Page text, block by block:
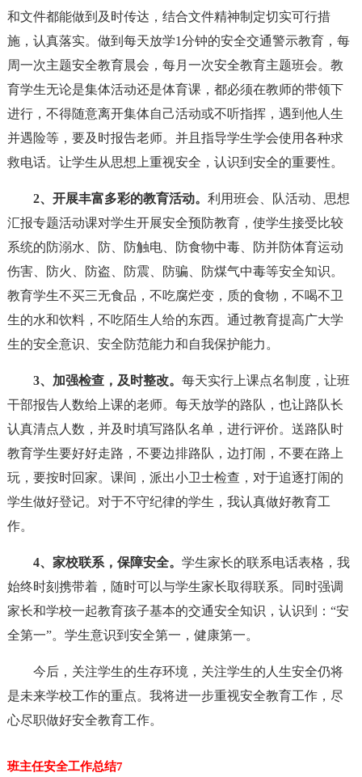
和文件都能做到及时传达，结合文件精神制定切实可行措
施，认真落实。做到每天放学1分钟的安全交通警示教育，每
周一次主题安全教育晨会，每月一次安全教育主题班会。教
育学生无论是集体活动还是体育课，都必须在教师的带领下
进行，不得随意离开集体自己活动或不听指挥，遇到他人生
并遇险等，要及时报告老师。并且指导学生学会使用各种求
救电话。让学生从思想上重视安全，认识到安全的重要性。
2、开展丰富多彩的教育活动。 利用班会、队活动、思想
汇报专题活动课对学生开展安全预防教育，使学生接受比较
系统的防溺水、防、防触电、防食物中毒、防并防体育运动
伤害、防火、防盗、防震、防骗、防煤气中毒等安全知识。
教育学生不买三无食品，不吃腐烂变，质的食物，不喝不卫
生的水和饮料，不吃陌生人给的东西。通过教育提高广大学
生的安全意识、安全防范能力和自我保护能力。
3、加强检查，及时整改。 每天实行上课点名制度，让班
干部报告人数给上课的老师。每天放学的路队，也让路队长
认真清点人数，并及时填写路队名单，进行评价。送路队时
教育学生要好好走路，不要边排路队，边打闹，不要在路上
玩，要按时回家。课间，派出小卫士检查，对于追逐打闹的
学生做好登记。对于不守纪律的学生，我认真做好教育工
作。
4、家校联系，保障安全。 学生家长的联系电话表格，我
始终时刻携带着，随时可以与学生家长取得联系。同时强调
家长和学校一起教育孩子基本的交通安全知识，认识到：“安
全第一”。学生意识到安全第一，健康第一。
今后，关注学生的生存环境，关注学生的人生安全仍将
是未来学校工作的重点。我将进一步重视安全教育工作，尽
心尽职做好安全教育工作。
班主任安全工作总结7